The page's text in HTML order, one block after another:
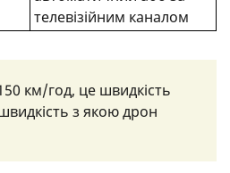
телевізійним каналом
км/год, це швидкість
з якою дрон